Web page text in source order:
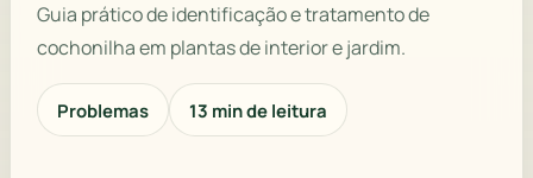
Guia prático de identificação e tratamento de
cochonilha em plantas de interior e jardim.
Problemas 13 min de leitura